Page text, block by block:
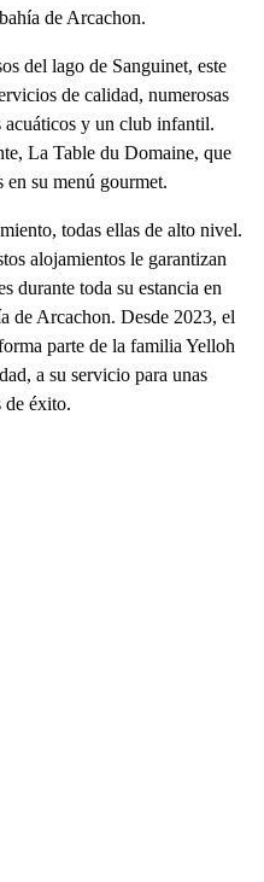
de Arcachon.
del lago de Sanguinet, este
de calidad, numerosas
acuáticos y un club infantil.
La Table du Domaine, que
en su menú gourmet.
todas ellas de alto nivel.
alojamientos le garantizan
durante toda su estancia en
de Arcachon. Desde 2023, el
parte de la familia Yelloh
a su servicio para unas
de éxito.